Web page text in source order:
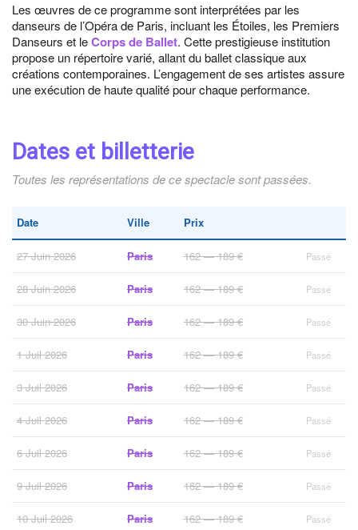
Les œuvres de ce programme sont interprétées par les
danseurs de l’Opéra de Paris, incluant les Étoiles, les Premiers
Danseurs et leCorps de Ballet. Cette prestigieuse institution
propose un répertoire varié, allant du ballet classique aux
créations contemporaines. L’engagement de ses artistes assure
une exécution de haute qualité pour chaque performance.
Dates et billetterie
Toutes les représentations de ce spectacle sont passées.
Date Ville Prix
27 Juin 2026 Paris 162 — 189 € Passé
28 Juin 2026 Paris 162 — 189 € Passé
30 Juin 2026 Paris 162 — 189 € Passé
1 Juil 2026 Paris 162 — 189 € Passé
3 Juil 2026 Paris 162 — 189 € Passé
4 Juil 2026 Paris 162 — 189 € Passé
6 Juil 2026 Paris 162 — 189 € Passé
9 Juil 2026 Paris 162 — 189 € Passé
10 Juil 2026 Paris 162 — 189 € Passé